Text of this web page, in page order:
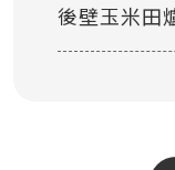
後壁玉米田